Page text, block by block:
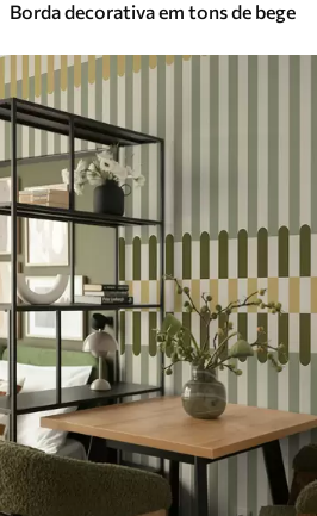
Borda decorativa em tons de bege